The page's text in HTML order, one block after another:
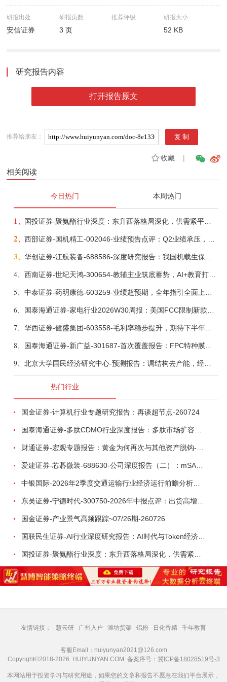
研报出处
安信证券
研报页数
3 页
推荐评级 研报大小
52 KB
研究报告内容
打开报告原文
推荐给朋友：
收藏|
相关阅读
今日热门 本周热门
1、 国投证券-聚氨酯行业深度：东升西落格局深化，供需紧平衡驱动盈利修复-260804
2、
3、
4、 西南证券-世纪天鸿-300654-教辅主业筑底蓄势，AI+教育打开第二曲线-260729
5、
6、
7、 华西证券-健盛集团-603558-毛利率稳步提升，期待下半年无缝加速-260804
8、 国泰海通证券-新广益-301687-首次覆盖报告：FPC特种膜筑基，向“声~光~电”高阶特种材料平台跨越-260804
9、 北京大学国民经济研究中心-预测报告：调结构去产能，经济总量暂时回调-260804
热门行业
国金证券-计算机行业专题研究报告：再谈超节点-260724
爱建证券-芯碁微装-688630-公司深度报告（二）：mSAP带动LDI量价齐升，大尺寸封装打开成长空间-260722
中银国际-2026年2季度交通运输行业经济运行前瞻分析：地缘冲突致航运和航空景气度分化，交通基础设施板块总体呈现稳健特征-260724
东吴证券-宁德时代-300750-2026年中报点评：出货高增业绩稳健，回购彰显龙头信心-260726
国金证券-产业景气高频跟踪~07/26期-260726
国联民生证券-AI行业深度研究报告：AI时代与Token经济，从技术符号到数字石油-260801
友情链接： 慧云研 广州入户 潍坊货架 铝粉 日化香精 千年教育
客服Email：huiyunyan2021@126.com
Copyright©2018-2026 HUIYUNYAN.COM 备案序号： 冀ICP备18028519号-3
本网站用于投资学习与研究用途，如果您的文章和报告不愿意在我们平台展示，